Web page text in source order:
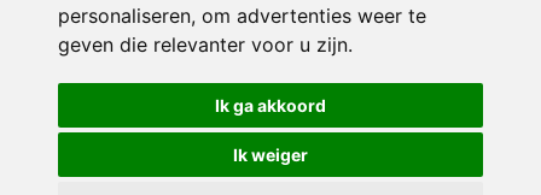
personaliseren, om advertenties weer te
geven die relevanter voor u zijn.
Ik ga akkoord
Ik weiger
Privacy policy|Disclaimer| Klachtenregeling|RSIN en Anbi
voorkeuren
Crealisatie The MindOffice